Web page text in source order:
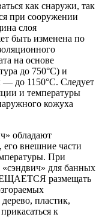
как снаружи, так
при сооружении
слоя
быть изменена по
на основе
до 750°С) и
— до 1150°С. Следует
и температуры
кожуха
обладают
внешние части
При
для банных
размещать
пластик,
к